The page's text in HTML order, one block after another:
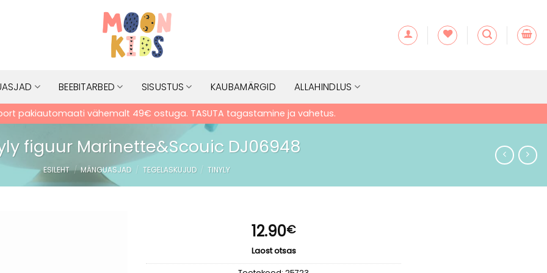
BEEBITARBED SISUSTUS KAUBAMÄRGID ALLAHINDLUS
pakiautomaati vähemalt 49€ ostuga. TASUTA tagastamine ja vahetus.
figuur Marinette&Scouic DJ06948
ESILEHT / MÄNGUASJAD / TEGELASKUJUD / TINYLY
12.90€
Laost otsas